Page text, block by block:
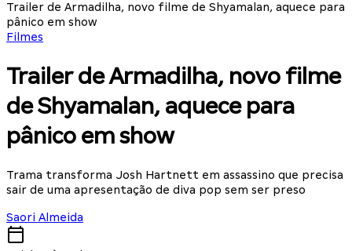
Trailer de Armadilha, novo filme de Shyamalan, aquece para
pânico em show
Filmes
Trailer de Armadilha, novo filme
de Shyamalan, aquece para
pânico em show
Trama transforma Josh Hartnett em assassino que precisa
sair de uma apresentação de diva pop sem ser preso
Saori Almeida